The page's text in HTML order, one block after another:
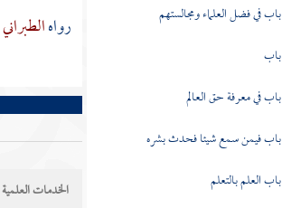
باب في فضل العلماء ومجالستهم
باب
باب في معرفة حق العالم
باب فيمن سمع شيئا فحدث بشره
باب العلم بالتعلم
رواهالطبراني
الخدمات العلمية